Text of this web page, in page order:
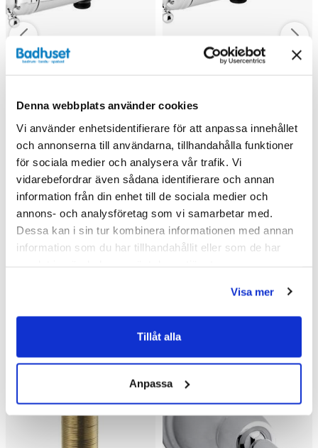
Denna webbplats använder cookies
Vi använder enhetsidentifierare för att anpassa innehållet
och annonserna till användarna, tillhandahålla funktioner
för sociala medier och analysera vår trafik. Vi
vidarebefordrar även sådana identifierare och annan
information från din enhet till de sociala medier och
annons- och analysföretag som vi samarbetar med.
Dessa kan i sin tur kombinera informationen med annan
information som du har tillhandahållit eller som de har
Visa mer
Tillåt alla
Anpassa
Damixa Tradition
4 199 kr/st5 700 kr/st
Välj ...
Damixa Tradition
Termostatblandare dusch,
4 199 kr/st 5 700 kr
Köp
Andra köpte även
Kampanj